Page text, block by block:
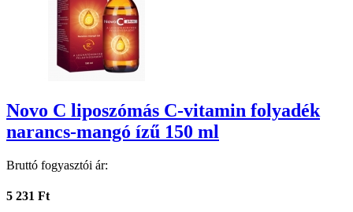
Novo C liposzómás C-vitamin folyadék
narancs-mangó ízű 150 ml
Bruttó fogyasztói ár:
5 231 Ft